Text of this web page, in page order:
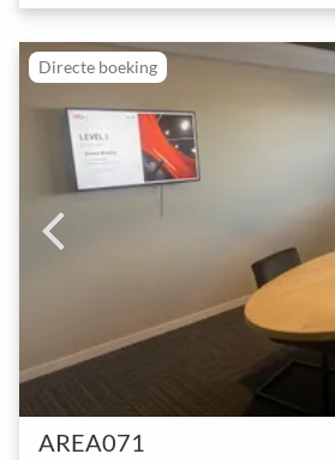
Directe boeking
AREA071